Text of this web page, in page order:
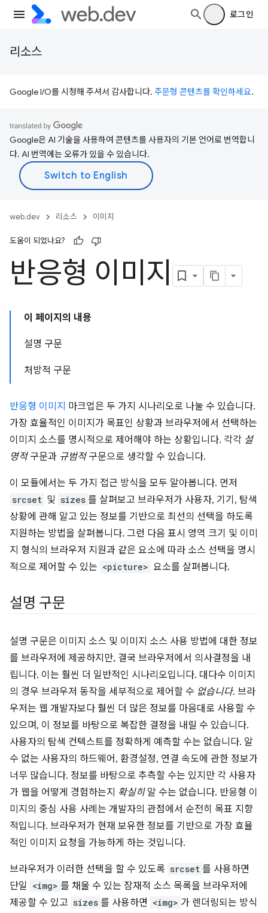
로그인
리소스
Google I/O를 시청해 주셔서 감사합니다. 주문형 콘텐츠를 확인하세요.
Google은 AI 기술을 사용하여 콘텐츠를 사용자의 기본 언어로 번역합니
다. AI 번역에는 오류가 있을 수 있습니다.
web.dev 리소스 이미지
도움이 되었나요?
반응형 이미지
이 페이지의 내용
설명 구문
처방적 구문
반응형 이미지 마크업은 두 가지 시나리오로 나눌 수 있습니다.
가장 효율적인 이미지가 목표인 상황과 브라우저에서 선택하는
이미지 소스를 명시적으로 제어해야 하는 상황입니다. 각각 설
명적구문과 규범적구문으로 생각할 수 있습니다.
이 모듈에서는 두 가지 접근 방식을 모두 알아봅니다. 먼저
srcset 및 sizes 를 살펴보고 브라우저가 사용자, 기기, 탐색
상황에 관해 알고 있는 정보를 기반으로 최선의 선택을 하도록
지원하는 방법을 살펴봅니다. 그런 다음 표시 영역 크기 및 이미
지 형식의 브라우저 지원과 같은 요소에 따라 소스 선택을 명시
적으로 제어할 수 있는 <picture> 요소를 살펴봅니다.
설명 구문
설명 구문은 이미지 소스 및 이미지 소스 사용 방법에 대한 정보
를 브라우저에 제공하지만, 결국 브라우저에서 의사결정을 내
립니다. 이는 훨씬 더 일반적인 시나리오입니다. 대다수 이미지
의 경우 브라우저 동작을 세부적으로 제어할 수 없습니다. 브라
우저는 웹 개발자보다 훨씬 더 많은 정보를 마음대로 사용할 수
있으며, 이 정보를 바탕으로 복잡한 결정을 내릴 수 있습니다.
사용자의 탐색 컨텍스트를 정확하게 예측할 수는 없습니다. 알
수 없는 사용자의 하드웨어, 환경설정, 연결 속도에 관한 정보가
너무 많습니다. 정보를 바탕으로 추측할 수는 있지만 각 사용자
가 웹을 어떻게 경험하는지 확실히알 수는 없습니다. 반응형 이
미지의 중심 사용 사례는 개발자의 관점에서 순전히 목표 지향
적입니다. 브라우저가 현재 보유한 정보를 기반으로 가장 효율
적인 이미지 요청을 가능하게 하는 것입니다.
브라우저가 이러한 선택을 할 수 있도록 srcset 를 사용하면
단일 <img> 를 채울 수 있는 잠재적 소스 목록을 브라우저에
제공할 수 있고 sizes 를 사용하면 <img> 가 렌더링되는 방식